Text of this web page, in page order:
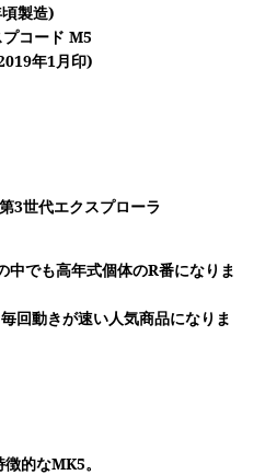
製造)
コード M5
年1月印)
3世代エクスプローラ
でも高年式個体のR番になりま
回動きが速い人気商品になりま
的なMK5。